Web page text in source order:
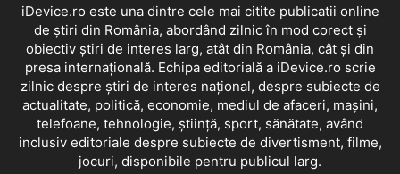
iDevice.ro este una dintre cele mai citite publicatii online
de știri din România, abordând zilnic în mod corect și
obiectiv știri de interes larg, atât din România, cât și din
presa internațională. Echipa editorială a iDevice.ro scrie
zilnic despre știri de interes național, despre subiecte de
actualitate, politică, economie, mediul de afaceri, mașini,
telefoane, tehnologie, știință, sport, sănătate, având
inclusiv editoriale despre subiecte de divertisment, filme,
jocuri, disponibile pentru publicul larg.